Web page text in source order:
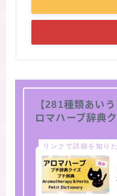
【281種類あい
ロマハーブ辞典
リンクで詳細を知り